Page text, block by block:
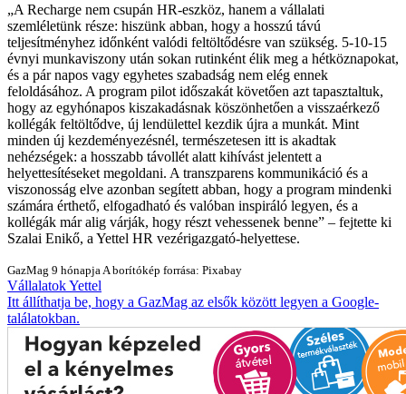
A Recharge nem csupán HR-eszköz, hanem a vállalati
szemléletünk része: hiszünk abban, hogy a hosszú távú
teljesítményhez időnként valódi feltöltődésre van szükség. 5-10-15
évnyi munkaviszony után sokan rutinként élik meg a hétköznapokat,
és a pár napos vagy egyhetes szabadság nem elég ennek
feloldásához. A program pilot időszakát követően azt tapasztaltuk,
hogy az egyhónapos kiszakadásnak köszönhetően a visszaérkező
kollégák feltöltődve, új lendülettel kezdik újra a munkát. Mint
minden új kezdeményezésnél, természetesen itt is akadtak
nehézségek: a hosszabb távollét alatt kihívást jelentett a
helyettesítéseket megoldani. A transzparens kommunikáció és a
viszonosság elve azonban segített abban, hogy a program mindenki
számára érthető, elfogadható és valóban inspiráló legyen, és a
kollégák már alig várják, hogy részt vehessenek benne
– fejtette ki
Szalai Enikő, a Yettel HR vezérigazgató-helyettese.
GazMag 9 hónapja A borítókép forrása: Pixabay
VállalatokYettel
Itt állíthatja be, hogy a GazMag az elsők között legyen a Google-
találatokban.